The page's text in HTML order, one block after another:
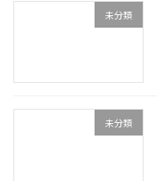
未分類
未分類